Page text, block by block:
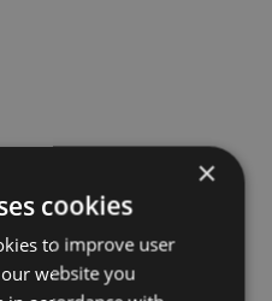
×
cookies
to improve user
website you